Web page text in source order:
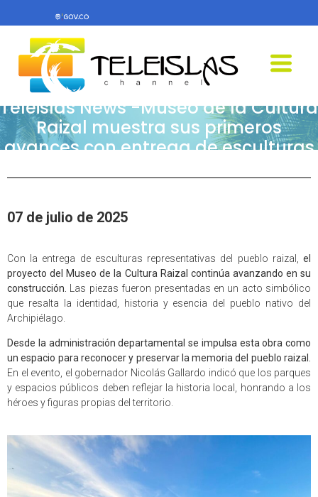
Teleislas News -Museo de la Cultura
Raizal muestra sus primeros
avances con entrega de esculturas
07 de julio de 2025
Con la entrega de esculturas representativas del pueblo raizal,
el
proyecto del Museo de la Cultura Raizal continúa avanzando en su
construcción.
Las piezas fueron presentadas en un acto simbólico
que resalta la identidad, historia y esencia del pueblo nativo del
Archipiélago.
Desde la administración departamental se impulsa esta obra como
un espacio para reconocer y preservar la memoria del pueblo raizal.
En el evento, el gobernador Nicolás Gallardo indicó que los parques
y espacios públicos deben reflejar la historia local, honrando a los
héroes y figuras propias del territorio.